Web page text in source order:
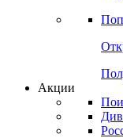
Акции